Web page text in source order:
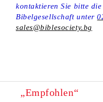
kontaktieren Sie bitte
Bibelgesellschaft unter
sales@biblesociety.bg
„Empfohlen“